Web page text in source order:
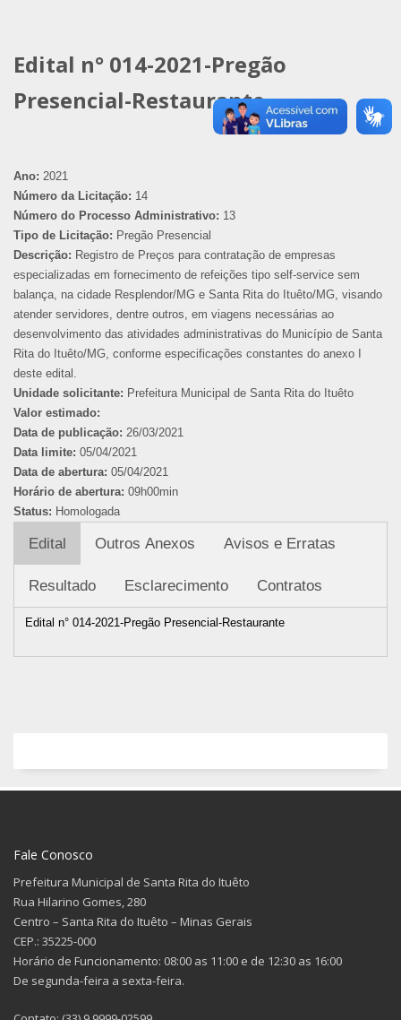
Edital n° 014-2021-Pregão
Presencial-Restaurante
Ano: 2021
Número da Licitação: 14
Número do Processo Administrativo: 13
Tipo de Licitação: Pregão Presencial
Descrição: Registro de Preços para contratação de empresas
especializadas em fornecimento de refeições tipo self-service sem
balança, na cidade Resplendor/MG e Santa Rita do Ituêto/MG, visando
atender servidores, dentre outros, em viagens necessárias ao
desenvolvimento das atividades administrativas do Município de Santa
Rita do Ituêto/MG, conforme especificações constantes do anexo I
deste edital.
Unidade solicitante: Prefeitura Municipal de Santa Rita do Ituêto
Valor estimado:
Data de publicação: 26/03/2021
Data limite: 05/04/2021
Data de abertura: 05/04/2021
Horário de abertura: 09h00min
Status: Homologada
Edital Outros Anexos Avisos e Erratas
Resultado Esclarecimento Contratos
Edital n° 014-2021-Pregão Presencial-Restaurante
Fale Conosco
Prefeitura Municipal de Santa Rita do Ituêto
Rua Hilarino Gomes, 280
Centro – Santa Rita do Ituêto – Minas Gerais
CEP.: 35225-000
Horário de Funcionamento: 08:00 as 11:00 e de 12:30 as 16:00
De segunda-feira a sexta-feira.